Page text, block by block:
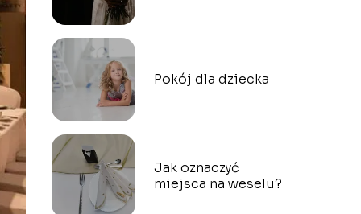
Pokój dla dziecka
Jak oznaczyć
miejsca na weselu?